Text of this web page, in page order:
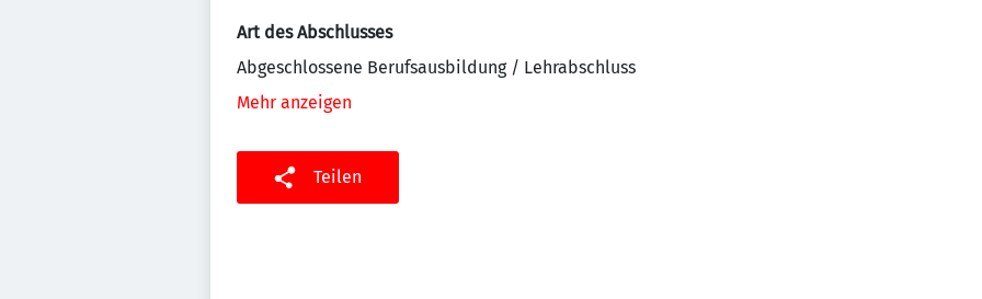
Art des Abschlusses
Abgeschlossene Berufsausbildung / Lehrabschluss
Mehr anzeigen
Teilen